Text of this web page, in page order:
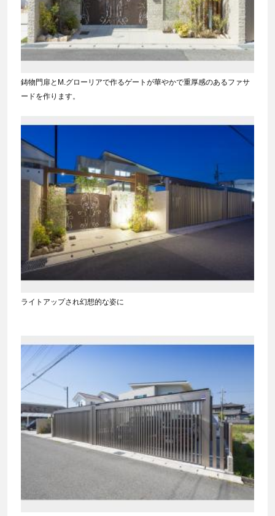
鋳物門扉とM.グローリアで作るゲートが華やかで重厚感のあるファサ
ードを作ります。
ライトアップされ幻想的な姿に